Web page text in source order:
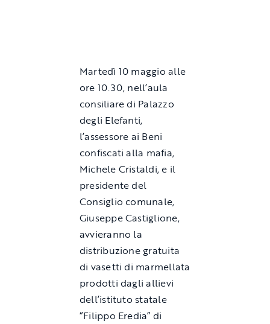
Martedì 10 maggio alle
ore 10.30, nell’aula
consiliare di Palazzo
degli Elefanti,
l’assessore ai Beni
confiscati alla mafia,
Michele Cristaldi, e il
presidente del
Consiglio comunale,
Giuseppe Castiglione,
avvieranno la
distribuzione gratuita
di vasetti di marmellata
prodotti dagli allievi
dell’istituto statale
“Filippo Eredia” di